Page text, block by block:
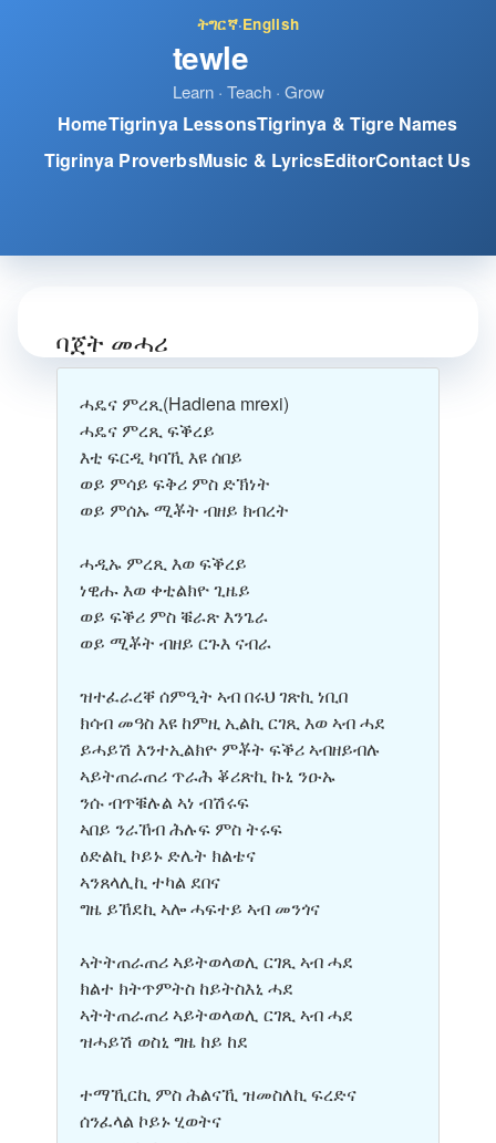
ትግርኛ·English
tewle
Learn · Teach · Grow
HomeTigrinya LessonsTigrinya & Tigre Names
Tigrinya ProverbsMusic & LyricsEditorContact Us
ባጀት መሓሪ
ሓዴና ምረጺ(Hadiena mrexi)
ሓዴና ምረጺ ፍቕረይ
እቲ ፍርዲ ካባኺ እዩ ሰበይ
ወይ ምሳይ ፍቅሪ ምስ ድኽነት
ወይ ምሰኡ ሚቾት ብዘይ ክብረት
ሓዲኡ ምረጺ እወ ፍቕረይ
ነዊሑ እወ ቀቲልክዮ ጊዜይ
ወይ ፍቕሪ ምስ ቑራጽ እንጌራ
ወይ ሚቾት ብዘይ ርጉእ ናብራ
ዝተፈራረቐ ሰምዒት ኣብ በሩህ ገጽኪ ነቢበ
ክሳብ መዓስ እዩ ከምዚ ኢልኪ ርገጺ እወ ኣብ ሓደ
ይሓይሽ እንተኢልክዮ ምቾት ፍቕሪ ኣብዘይብሉ
ኣይትጠራጠሪ ጥራሕ ቖሪጽኪ ኩኒ ንዑኡ
ንሱ ብጥቑሉል ኣነ ብሽሩፍ
ኣበይ ንራኸብ ሕሉፍ ምስ ትሩፍ
ዕድልኪ ኮይኑ ድሌት ክልቴና
ኣንጸላሊኪ ተካል ደበና
ግዜ ይኸደኪ ኣሎ ሓፍተይ ኣብ መንጎና
ኣትትጠራጠሪ ኣይትወላወሊ ርገጺ ኣብ ሓደ
ክልተ ክትጥምትስ ከይትስእኒ ሓደ
ኣትትጠራጠሪ ኣይትወላወሊ ርገጺ ኣብ ሓደ
ዝሓይሽ ወስኒ ግዜ ከይ ከደ
ተማኺርኪ ምስ ሕልናኺ ዝመስለኪ ፍረድና
ሰንፈላል ኮይኑ ሂወትና